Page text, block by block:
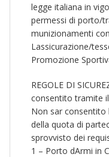
legge italiana in
permessi di porto/
munizionamenti
Lassicurazione/
Promozione
REGOLE DI
consentito tramite
Non sar consentito
della quota di
sprovvisto dei
1 – Porto dArmi in